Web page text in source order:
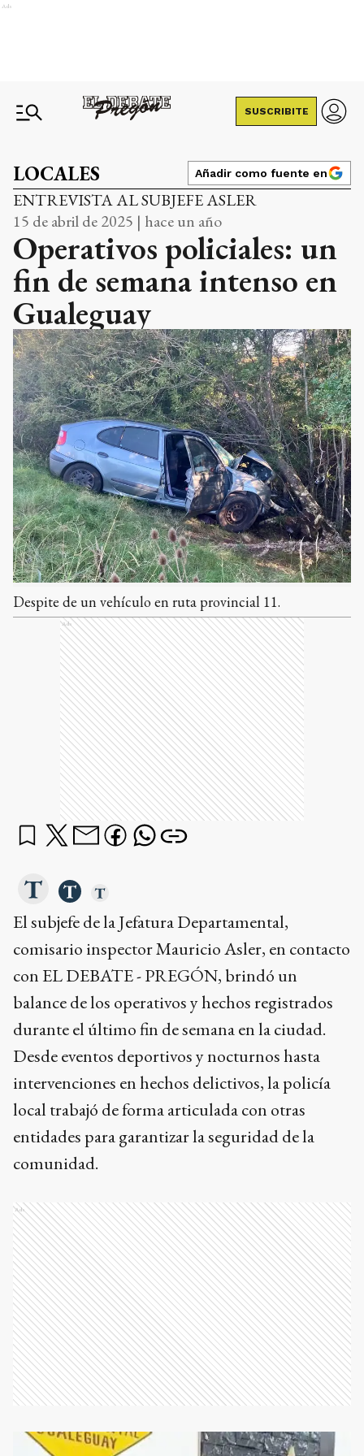
Ads
SUSCRIBITE
LOCALES Añadir como fuente en
ENTREVISTA AL SUBJEFE ASLER
15 de abril de 2025 | hace un año
Operativos policiales: un
fin de semana intenso en
Gualeguay
Despite de un vehículo en ruta provincial 11.
Ads
El subjefe de la Jefatura Departamental,
comisario inspector Mauricio Asler, en contacto
con EL DEBATE - PREGÓN, brindó un
balance de los operativos y hechos registrados
durante el último fin de semana en la ciudad.
Desde eventos deportivos y nocturnos hasta
intervenciones en hechos delictivos, la policía
local trabajó de forma articulada con otras
entidades para garantizar la seguridad de la
comunidad.
Ads